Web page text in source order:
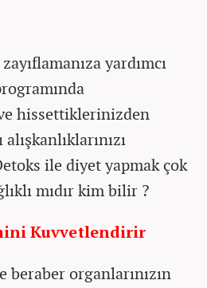
yardımcı
hissettiklerinizden
ile diyet yapmak çok
mıdır kim bilir ?
Kuvvetlendirir
beraber organlarınızın